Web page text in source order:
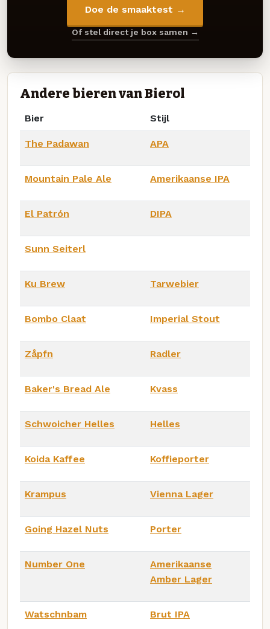
Doe de smaaktest →
Of stel direct je box samen →
Andere bieren van Bierol
Bier Stijl
The Padawan APA
Mountain Pale Ale Amerikaanse IPA
El Patrón DIPA
Sunn Seiterl
Ku Brew Tarwebier
Bombo Claat Imperial Stout
Zåpfn Radler
Baker's Bread Ale Kvass
Schwoicher Helles Helles
Koida Kaffee Koffieporter
Krampus Vienna Lager
Going Hazel Nuts Porter
Number One
Amerikaanse
Amber Lager
Watschnbam Brut IPA